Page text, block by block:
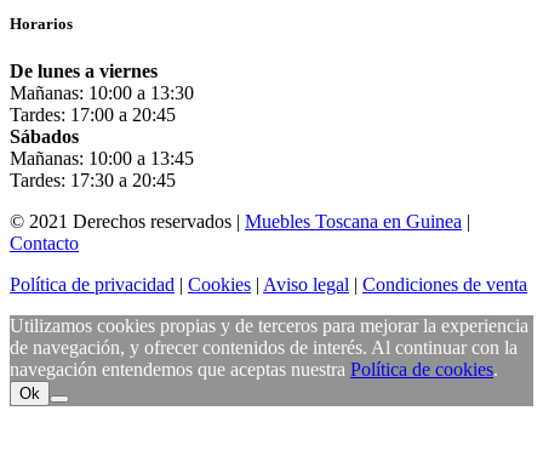
Horarios
De lunes a viernes
Mañanas: 10:00 a 13:30
Tardes: 17:00 a 20:45
Sábados
Mañanas: 10:00 a 13:45
Tardes: 17:30 a 20:45
© 2021 Derechos reservados | Muebles Toscana en Guinea |
Contacto
Política de privacidad | Cookies | Aviso legal | Condiciones de venta
Utilizamos cookies propias y de terceros para mejorar la experiencia
de navegación, y ofrecer contenidos de interés. Al continuar con la
navegación entendemos que aceptas nuestra Política de cookies.
Ok